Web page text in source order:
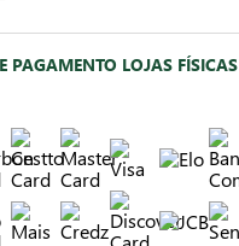
PAGAMENTO LOJAS FÍSICAS